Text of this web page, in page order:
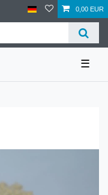
0,00 EUR
☰